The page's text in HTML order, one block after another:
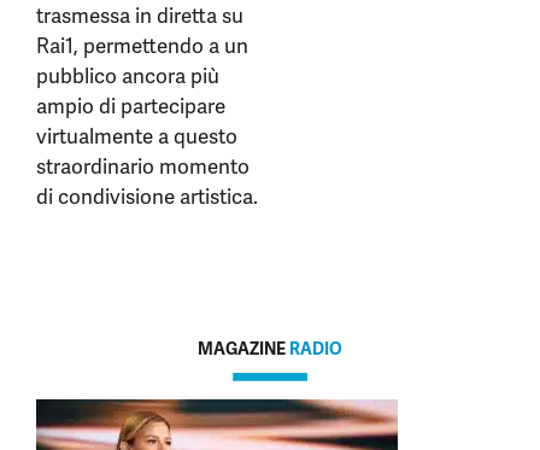
trasmessa in diretta su
Rai1, permettendo a un
pubblico ancora più
ampio di partecipare
virtualmente a questo
straordinario momento
di condivisione artistica.
MAGAZINE RADIO